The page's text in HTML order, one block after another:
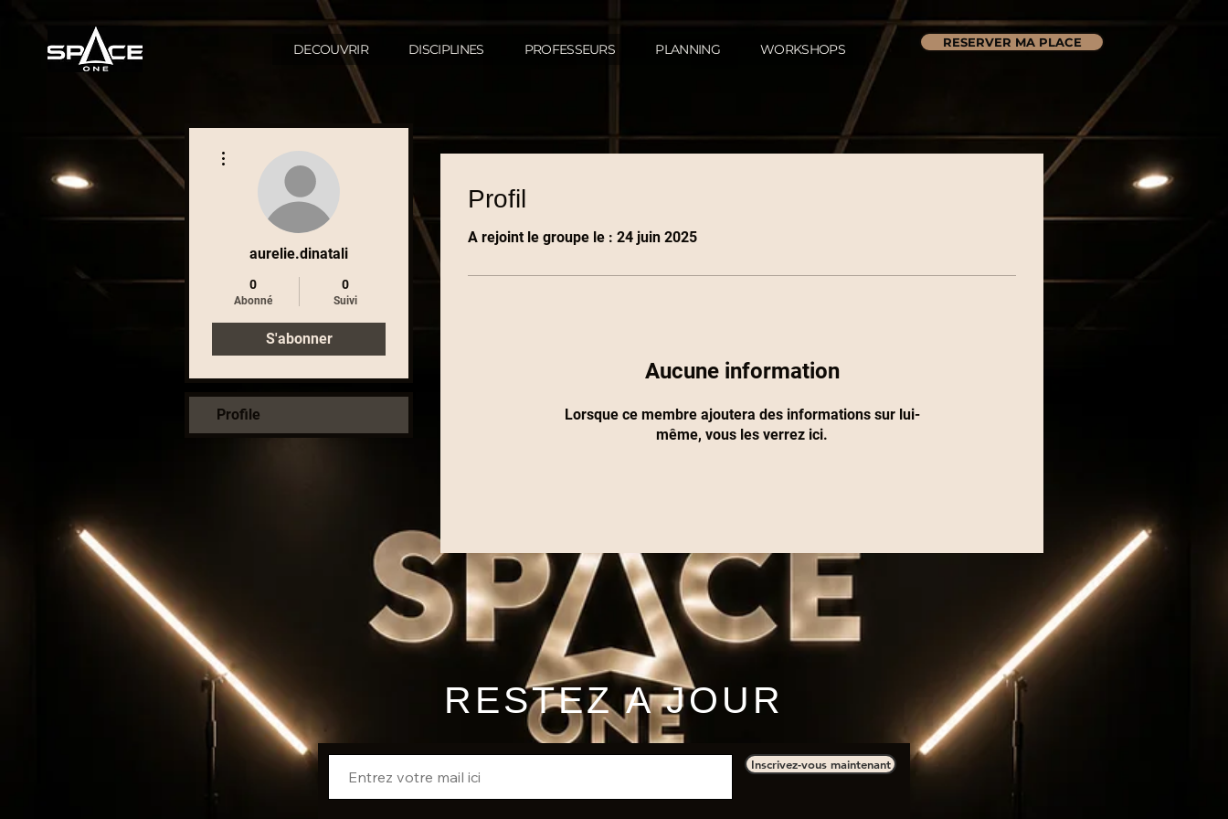
DECOUVRIR DISCIPLINES PROFESSEURS PLANNING WORKSHOPS RESERVER MA PLACE
Profil
A rejoint le groupe le : 24 juin 2025
Aucune information
Lorsque ce membre ajoutera des informations sur lui-
même, vous les verrez ici.
aurelie.dinatali
0
Abonné
0
Suivi
S'abonner
Profile
RESTEZ A JOUR
Inscrivez-vous maintenant